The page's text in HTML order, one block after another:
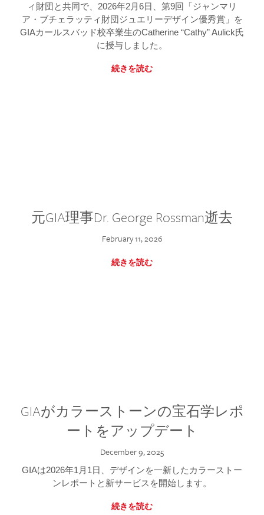
ィ財団と共同で、2026年2月6日、第9回「ジャンマリ
ア・ブチェラッティ財団ジュエリーデザイン優秀賞」を
GIAカールスバッド校卒業生のCatherine “Cathy” Aulick氏
に授与しました。
続きを読む
元GIA理事Dr. George Rossman逝去
February 11, 2026
続きを読む
GIAがカラーストーンの宝石学レポ
ートをアップデート
December 9, 2025
GIAは2026年1月1日、デザインを一新したカラーストー
ンレポートと新サービスを開始します。
続きを読む